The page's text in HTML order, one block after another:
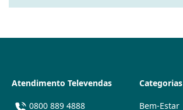
Atendimento Televendas
0800 889 4888
Categorias
Bem-Estar